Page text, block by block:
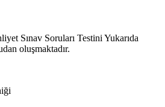
Sınav Soruları Testini Yukarıda
oluşmaktadır.